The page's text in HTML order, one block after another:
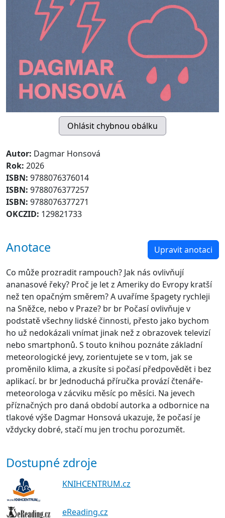
Autor: Dagmar Honsová
Rok: 2026
ISBN: 9788076376014
ISBN: 9788076377257
ISBN: 9788076377271
OKCZID: 129821733
Anotace Upravit anotaci
Co může prozradit rampouch? Jak nás ovlivňují
ananasové řeky? Proč je let z Ameriky do Evropy kratší
než ten opačným směrem? A uvaříme špagety rychleji
na Sněžce, nebo v Praze? br br Počasí ovlivňuje v
podstatě všechny lidské činnosti, přesto jako bychom
ho už nedokázali vnímat jinak než z obrazovek televizí
nebo smartphonů. S touto knihou poznáte základní
meteorologické jevy, zorientujete se v tom, jak se
proměnilo klima, a zkusíte si počasí předpovědět i bez
aplikací. br br Jednoduchá příručka provází čtenáře-
meteorologa v zácviku měsíc po měsíci. Na jevech
příznačných pro daná období autorka a odbornice na
tlakové výše Dagmar Honsová ukazuje, že počasí je
vždycky dobré, stačí mu jen trochu porozumět.
Dostupné zdroje
KNIHCENTRUM.cz
eReading.cz